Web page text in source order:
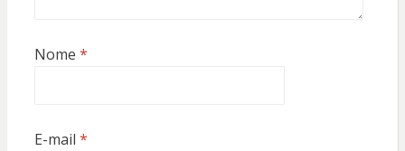
Nome *
E-mail *